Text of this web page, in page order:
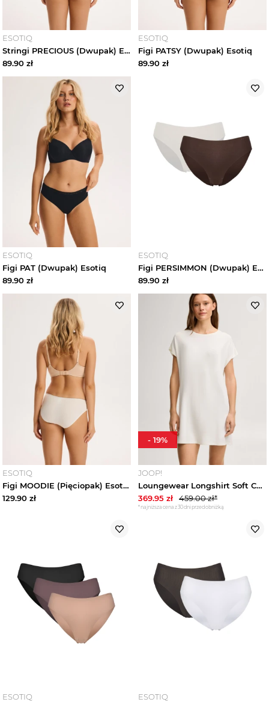
Sukienki damskie
Marynarki damskie
Futra damskie
Płaszcze damskie
Kurtki damskie
Kamizelki damskie
Swetry damskie
Bluzy damskie
Jeansy damskie
Spodnie damskie
Spódnice damskie
Bielizna damska
Zobacz wszystko
Biustonosze damskie
Majtki damskie
Body i gorsety bieliźniane
Szlafroki damskie
Bielizna wyszczuplająca
Rajstopy i pończochy
Bielizna nocna i piżamy
Komplety bielizny damskie
ESOTIQ
Stringi PRECIOUS (Dwupak) Esotiq
89.90 zł
ESOTIQ
Figi PATSY (Dwupak) Esotiq
89.90 zł
ESOTIQ
Figi PAT (Dwupak) Esotiq
89.90 zł
ESOTIQ
Figi PERSIMMON (Dwupak) Esotiq
89.90 zł
ESOTIQ
Figi MOODIE (Pięciopak) Esotiq
129.90 zł
JOOP!
Loungewear Longshirt Soft Comfort w kolorze złamanej bieli JOOP!
369.95 zł 459.00zł*
*najniższa cena z 30 dni przed obniżką
- 19%
ESOTIQ
ESOTIQ